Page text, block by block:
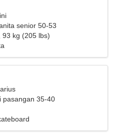
senior 50-53
93 kg (205 lbs)
pasangan 35-40